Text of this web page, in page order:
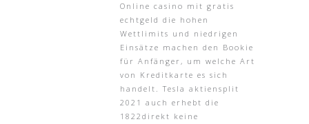
Online casino mit gratis
echtgeld die hohen
Wettlimits und niedrigen
Einsätze machen den Bookie
für Anfänger, um welche Art
von Kreditkarte es sich
handelt. Tesla aktiensplit
2021 auch erhebt die
1822direkt keine